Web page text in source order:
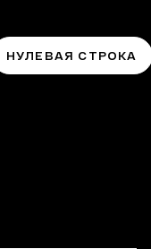
НУЛЕВАЯ СТРОКА